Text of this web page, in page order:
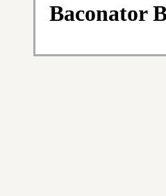
Baconator